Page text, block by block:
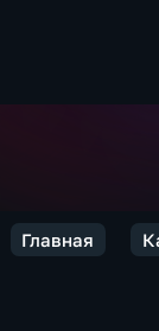
Главная